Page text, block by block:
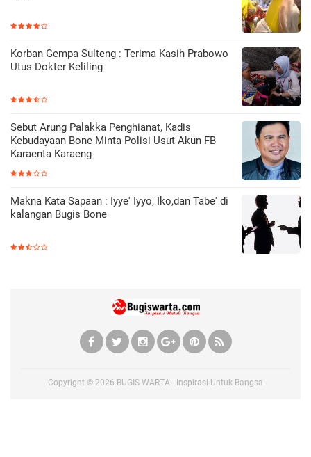
Korban Gempa Sulteng : Terima Kasih Prabowo
Utus Dokter Keliling
Sebut Arung Palakka Penghianat, Kadis
Kebudayaan Bone Minta Polisi Usut Akun FB
Karaenta Karaeng
Makna Kata Sapaan : Iyye' Iyyo, Iko,dan Tabe' di
kalangan Bugis Bone
Copyright © 2026 BUGIS WARTA - Inspirasi Untuk Bangsa